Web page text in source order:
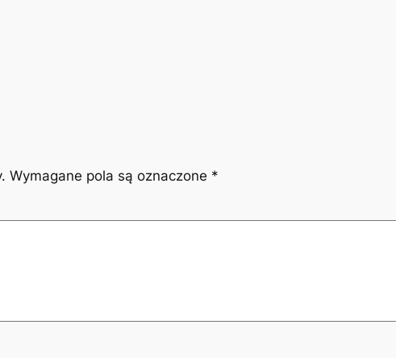
Wymagane pola są oznaczone *